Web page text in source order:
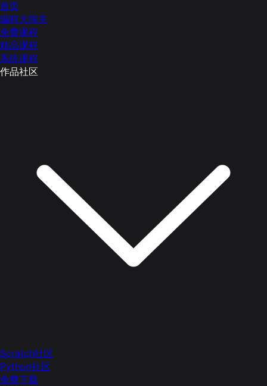
首页
编程大闯关
免费课程
精品课程
系统课程
作品社区
Scratch社区
Python社区
免费下载